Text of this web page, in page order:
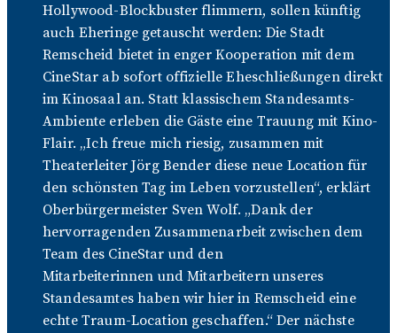
Hollywood-Blockbuster flimmern, sollen künftig
auch Eheringe getauscht werden: Die Stadt
Remscheid bietet in enger Kooperation mit dem
CineStar ab sofort offizielle Eheschließungen direkt
im Kinosaal an. Statt klassischem Standesamts-
Ambiente erleben die Gäste eine Trauung mit Kino-
Flair. „Ich freue mich riesig, zusammen mit
Theaterleiter Jörg Bender diese neue Location für
den schönsten Tag im Leben vorzustellen“, erklärt
Oberbürgermeister Sven Wolf. „Dank der
hervorragenden Zusammenarbeit zwischen dem
Team des CineStar und den
Mitarbeiterinnen und Mitarbeitern unseres
Standesamtes haben wir hier in Remscheid eine
echte Traum-Location geschaffen.“ Der nächste